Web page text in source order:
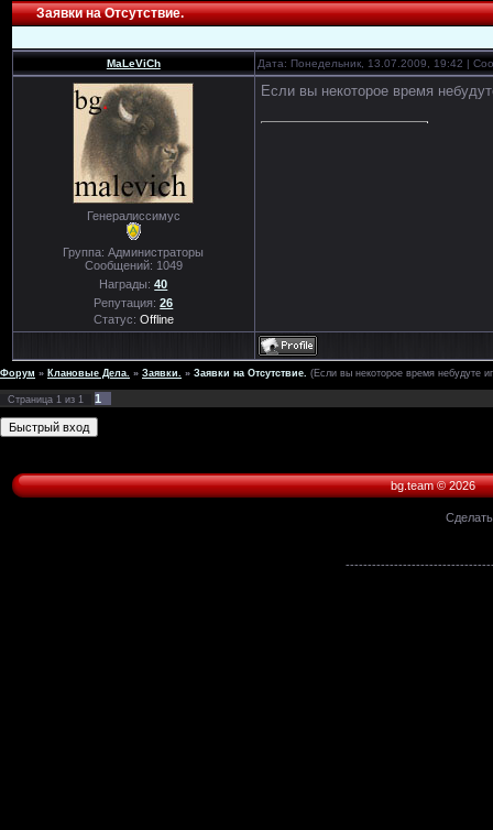
Заявки на Отсутствие.
MaLeViCh Дата: Понедельник, 13.07.2009, 19:42 |
Генералиссимус
Группа: Администраторы
Сообщений: 1049
Награды:40
Репутация:26
Статус: Offline
Если вы некоторое время
Форум » Клановые Дела. » Заявки. » Заявки на Отсутствие. (Если вы некоторое время небудуте
Страница 1 из 1 1
bg.team © 2026